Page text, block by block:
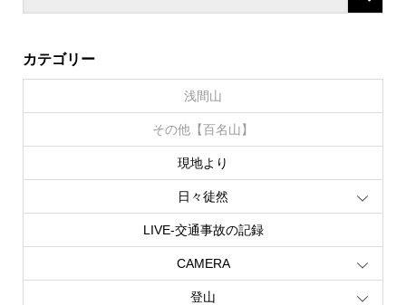
カテゴリー
浅間山
その他【百名山】
現地より
日々徒然
LIVE‐交通事故の記録
CAMERA
登山